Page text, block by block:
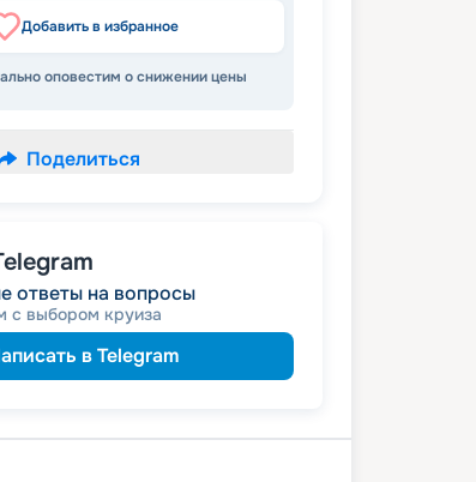
Добавить в избранное
оповестим о снижении цены
Поделиться
ответы на вопросы
с выбором круиза
в Telegram